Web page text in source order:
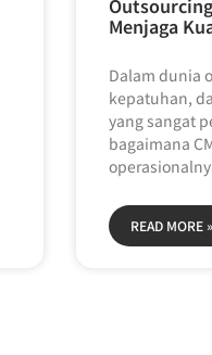
Menjaga
Dalam dunia
kepatuhan,
yang sangat
bagaimana
READ MORE »